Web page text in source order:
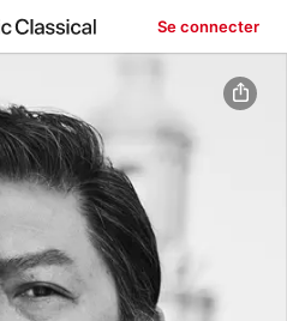
Se connecter